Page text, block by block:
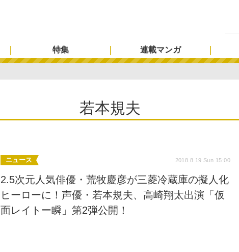
特集 連載マンガ
若本規夫
ニュース 2018.8.19 Sun 15:00
2.5次元人気俳優・荒牧慶彦が三菱冷蔵庫の擬人化
ヒーローに！声優・若本規夫、高崎翔太出演「仮
面レイトー瞬」第2弾公開！